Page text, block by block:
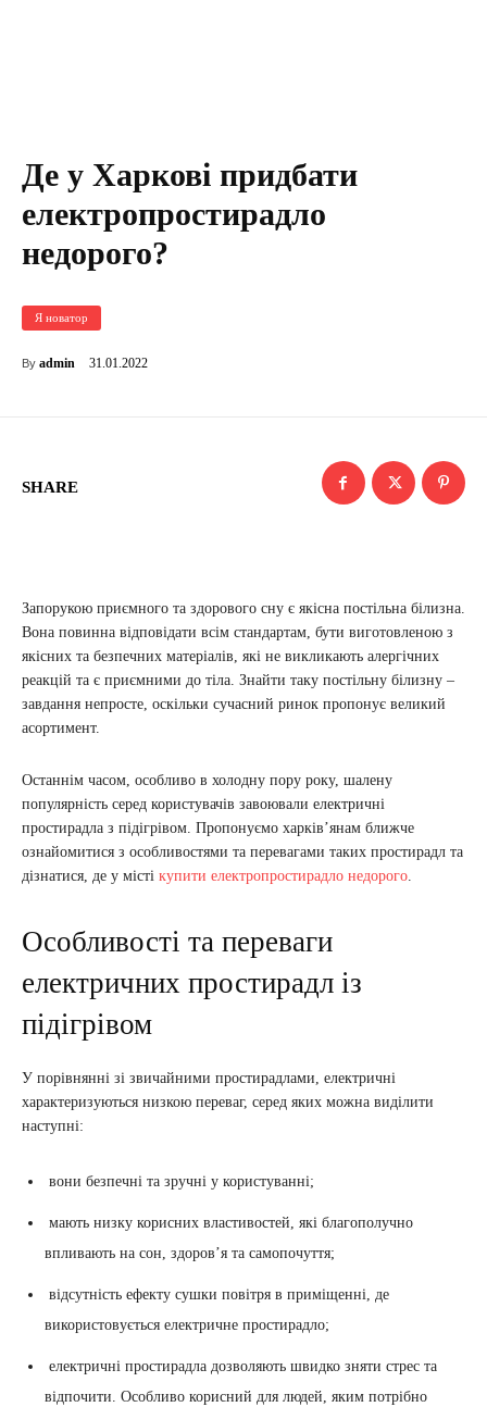
Де у Харкові придбати
електропростирадло
недорого?
Я новатор
By admin 31.01.2022
SHARE
Запорукою приємного та здорового сну є якісна постільна білизна.
Вона повинна відповідати всім стандартам, бути виготовленою з
якісних та безпечних матеріалів, які не викликають алергічних
реакцій та є приємними до тіла. Знайти таку постільну білизну –
завдання непросте, оскільки сучасний ринок пропонує великий
асортимент.
Останнім часом, особливо в холодну пору року, шалену
популярність серед користувачів завоювали електричні
простирадла з підігрівом. Пропонуємо харків’янам ближче
ознайомитися з особливостями та перевагами таких простирадл та
дізнатися, де у місті купити електропростирадло недорого.
Особливості та переваги
електричних простирадл із
підігрівом
У порівнянні зі звичайними простирадлами, електричні
характеризуються низкою переваг, серед яких можна виділити
наступні:
вони безпечні та зручні у користуванні;
мають низку корисних властивостей, які благополучно
впливають на сон, здоров’я та самопочуття;
відсутність ефекту сушки повітря в приміщенні, де
використовується електричне простирадло;
електричні простирадла дозволяють швидко зняти стрес та
відпочити. Особливо корисний для людей, яким потрібно